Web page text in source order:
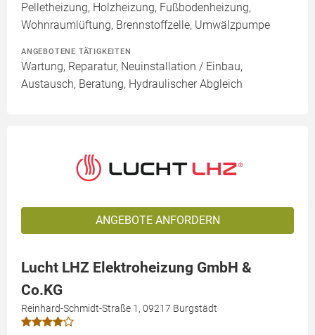
Pelletheizung, Holzheizung, Fußbodenheizung,
Wohnraumlüftung, Brennstoffzelle, Umwälzpumpe
ANGEBOTENE TÄTIGKEITEN
Wartung, Reparatur, Neuinstallation / Einbau,
Austausch, Beratung, Hydraulischer Abgleich
ANGEBOTE ANFORDERN
Lucht LHZ Elektroheizung GmbH &
Co.KG
Reinhard-Schmidt-Straße 1, 09217 Burgstädt